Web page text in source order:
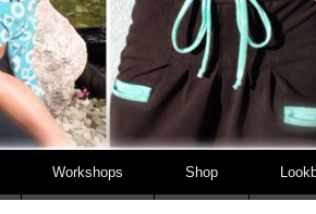
Workshops Shop